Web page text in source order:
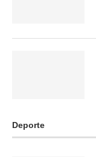
Deporte